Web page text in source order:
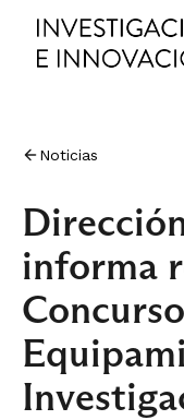
Noticias
informa